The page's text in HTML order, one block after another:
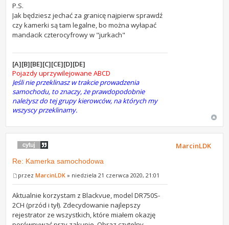
P.S.
Jak będziesz jechać za granicę najpierw sprawdź
czy kamerki są tam legalne, bo można wyłapać
mandacik czterocyfrowy w "jurkach"
[A][B][BE][C][CE][D][DE]
Pojazdy uprzywilejowane ABCD
Jeśli nie przeklinasz w trakcie prowadzenia
samochodu, to znaczy, że prawdopodobnie
należysz do tej grupy kierowców, na których my
wszyscy przeklinamy.
Re: Kamerka samochodowa
przezMarcinLDK » niedziela 21 czerwca 2020, 21:01
Aktualnie korzystam z Blackvue, model DR750S-
2CH (przód i tył). Zdecydowanie najlepszy
rejestrator ze wszystkich, które miałem okazję
MarcinLDK